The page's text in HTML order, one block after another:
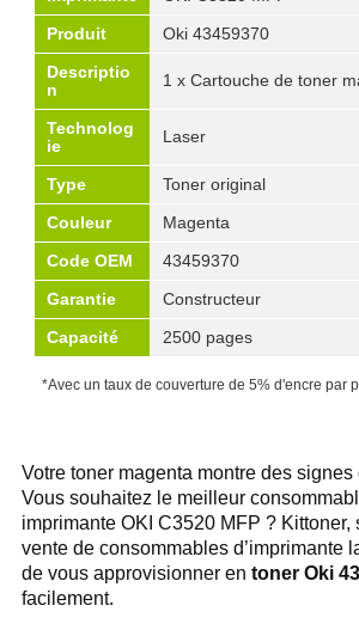
Produit
Oki 43459370
Descriptio
n
1 x Cartouche de toner
Technolog
ie
Laser
Type
Toner original
Couleur
Magenta
Code OEM
43459370
Garantie
Constructeur
Capacité
2500 pages
*Avec un taux de couverture de 5% d'encre par
Votre toner magenta montre des
Vous souhaitez le meilleur
imprimante OKI C3520 MFP ? Kittoner,
vente de consommables d’imprimante
de vous approvisionner en toner Oki
facilement.